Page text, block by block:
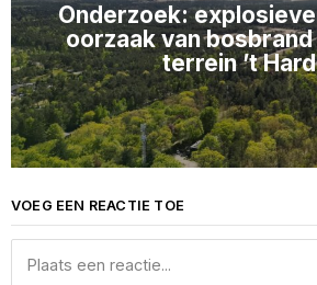
Onderzoek:
oorzaak van
terrein ’t
VOEG EEN REACTIE TOE